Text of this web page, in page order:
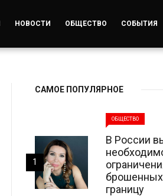
НОВОСТИ ОБЩЕСТВО СОБЫТИЯ
САМОЕ ПОПУЛЯРНОЕ
ОБЩЕСТВО
В России
брошенных
границу
1